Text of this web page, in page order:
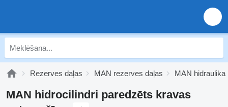
Rezerves daļas MAN rezerves daļas MAN hidraulika
MAN hidrocilindri paredzēts kravas